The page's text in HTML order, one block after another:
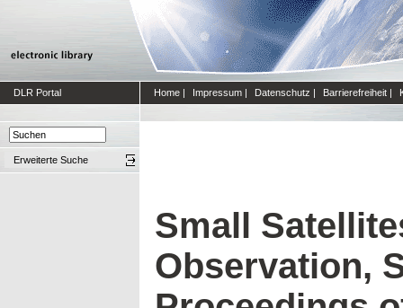
DLR Portal Home | Impressum | Datenschutz | Barrierefreiheit |
Erweiterte Suche
Small
Observation,